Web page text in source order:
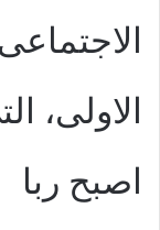
الاولى،
اصبح ربا